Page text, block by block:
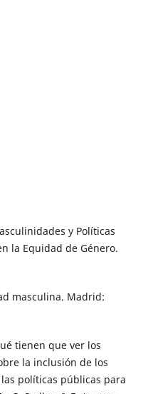
y Políticas
la Equidad de Género.
masculina. Madrid:
tienen que ver los
la inclusión de los
políticas públicas para